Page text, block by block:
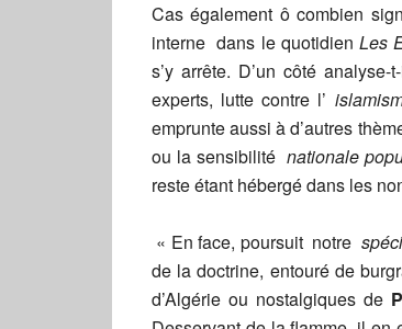
Cas également ô combien
interne dans le quotidien Les
s’y arrête. D’un côté analyse-
experts, lutte contre l’
emprunte aussi à d’autres
ou la sensibilité nationale
reste étant hébergé dans les
« En face, poursuit notre
de la doctrine, entouré de
d’Algérie ou nostalgiques de